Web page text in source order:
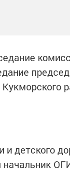
и детского
начальник